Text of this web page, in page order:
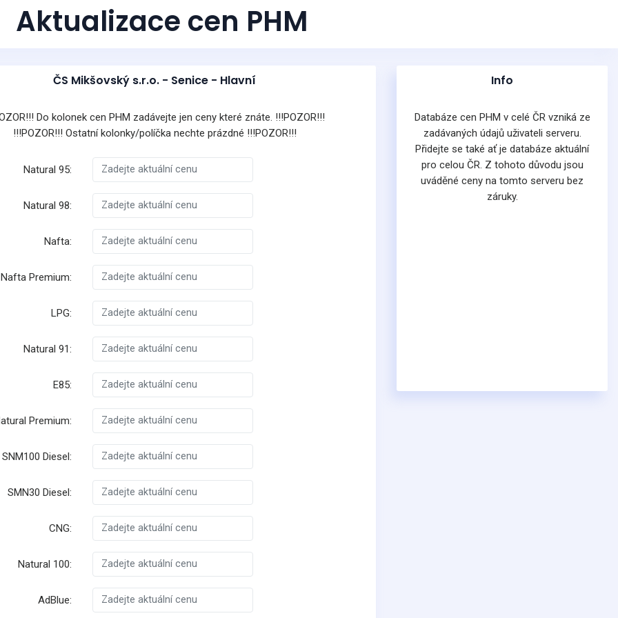
Aktualizace cen PHM
ČS Mikšovský s.r.o. - Senice - Hlavní
Do kolonek cen PHM zadávejte jen ceny které znáte. !!!POZOR!!!
!!!POZOR!!! Ostatní kolonky/políčka nechte prázdné !!!POZOR!!!
Natural 95:
Natural 98:
Nafta:
Nafta Premium:
LPG:
Natural 91:
E85:
Premium:
SNM100 Diesel:
SMN30 Diesel:
CNG:
Natural 100:
AdBlue:
Info
Databáze cen PHM v celé ČR vzniká ze
zadávaných údajů uživateli serveru.
Přidejte se také ať je databáze aktuální
pro celou ČR. Z tohoto důvodu jsou
uváděné ceny na tomto serveru bez
záruky.